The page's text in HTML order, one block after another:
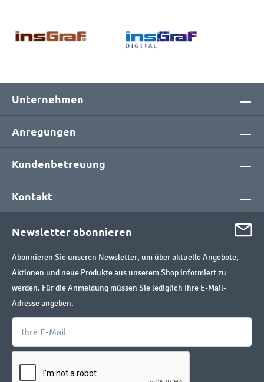
Unternehmen
Anregungen
Kundenbetreuung
Kontakt
Newsletter abonnieren
Abonnieren Sie unseren Newsletter, um über aktuelle Angebote,
Aktionen und neue Produkte aus unserem Shop informiert zu
werden. Für die Anmeldung müssen Sie lediglich Ihre E-Mail-
Adresse angeben.